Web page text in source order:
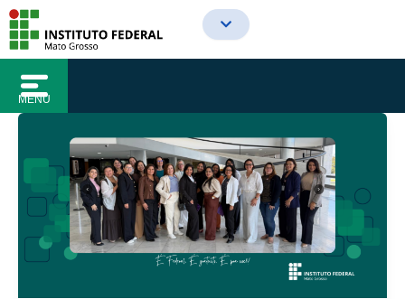
conteúdo
para
conteúdo
MENU